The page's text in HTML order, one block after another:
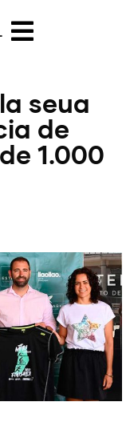
seua
de
1.000